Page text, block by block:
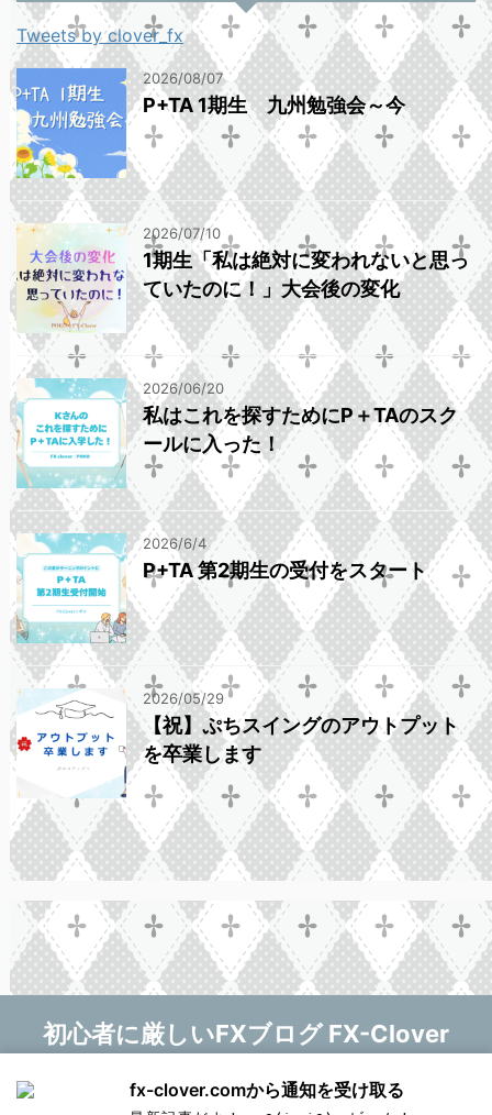
Tweets by clover_fx
2026/08/07
P+TA 1期生 九州勉強会～今
2026/07/10
1期生「私は絶対に変われないと思っ
ていたのに！」大会後の変化
2026/06/20
私はこれを探すためにP＋TAのスク
ールに入った！
2026/6/4
P+TA 第2期生の受付をスタート
2026/05/29
【祝】ぷちスイングのアウトプット
を卒業します
初心者に厳しいFXブログ FX-Clover
fx-clover.comから通知を受け取る